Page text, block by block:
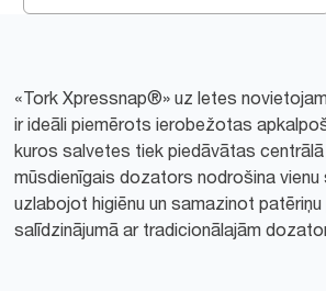
«Tork Xpressnap®» uz letes
ir ideāli piemērots ierobežotas
kuros salvetes tiek piedāvātas
mūsdienīgais dozators nodrošina vienu
uzlabojot higiēnu un samazinot
salīdzinājumā ar tradicionālajām